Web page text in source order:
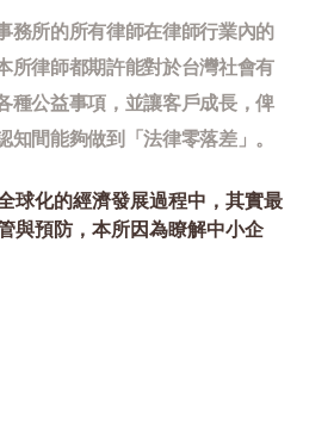
務所的所有律師在律師行業內的
所律師都期許能對於台灣社會有
種公益事項，並讓客戶成長，俾
知間能夠做到「法律零落差」。
球化的經濟發展過程中，其實最
與預防，本所因為瞭解中小企